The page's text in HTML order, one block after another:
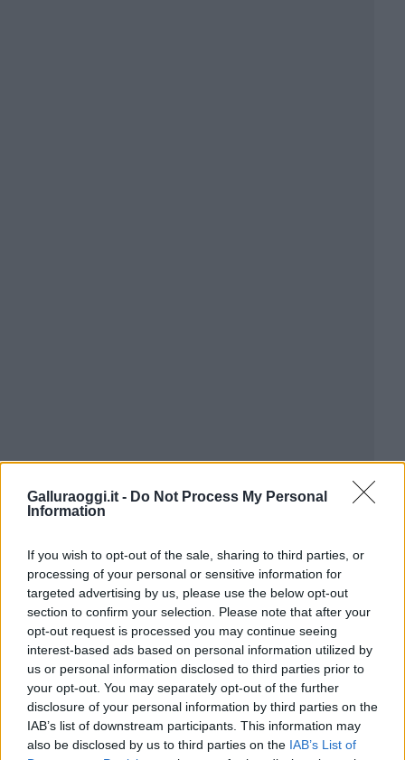
Galluraoggi.it - Do Not Process My Personal
Information
If you wish to opt-out of the sale, sharing to third parties, or
processing of your personal or sensitive information for
targeted advertising by us, please use the below opt-out
section to confirm your selection. Please note that after your
opt-out request is processed you may continue seeing
interest-based ads based on personal information utilized by
us or personal information disclosed to third parties prior to
your opt-out. You may separately opt-out of the further
disclosure of your personal information by third parties on the
IAB’s list of downstream participants. This information may
also be disclosed by us to third parties on the IAB’s List of